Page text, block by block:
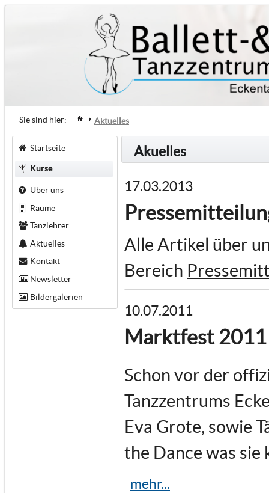
Sie sind hier: Aktuelles
Startseite
Kurse
Über uns
Räume
Tanzlehrer
Aktuelles
Kontakt
Newsletter
Bildergalerien
Akuelles
17.03.2013
Alle Artikel über
Bereich
10.07.2011
Marktfest 2011
Schon vor der
Tanzzentrums
Eva Grote, sowie
the Dance was sie
mehr...